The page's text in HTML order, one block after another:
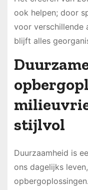
ook helpen; door
voor verschillende
blijft alles
stijlvol
Duurzaamheid is
ons dagelijks